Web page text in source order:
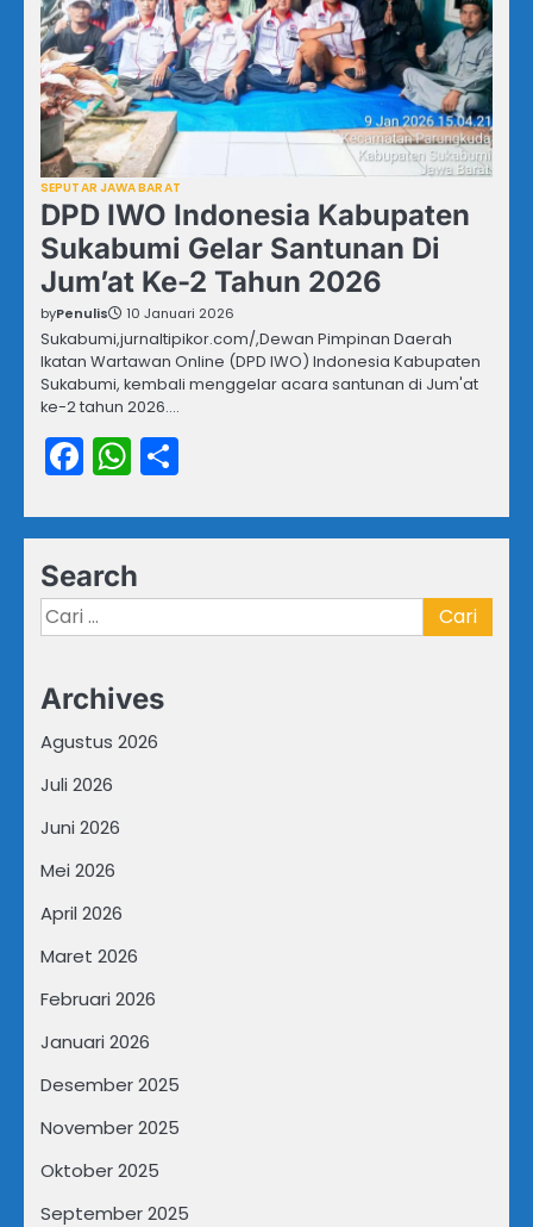
SEPUTAR JAWA BARAT
DPD IWO Indonesia Kabupaten
Sukabumi Gelar Santunan Di
Jum’at Ke-2 Tahun 2026
byPenulis 10 Januari 2026
Sukabumi,jurnaltipikor.com/,Dewan Pimpinan Daerah
Ikatan Wartawan Online (DPD IWO) Indonesia Kabupaten
Sukabumi, kembali menggelar acara santunan di Jum'at
ke-2 tahun 2026.…
Facebook
WhatsApp
Search
Cari
untuk:
Archives
Agustus 2026
Juli 2026
Juni 2026
Mei 2026
April 2026
Maret 2026
Februari 2026
Januari 2026
Desember 2025
November 2025
Oktober 2025
September 2025